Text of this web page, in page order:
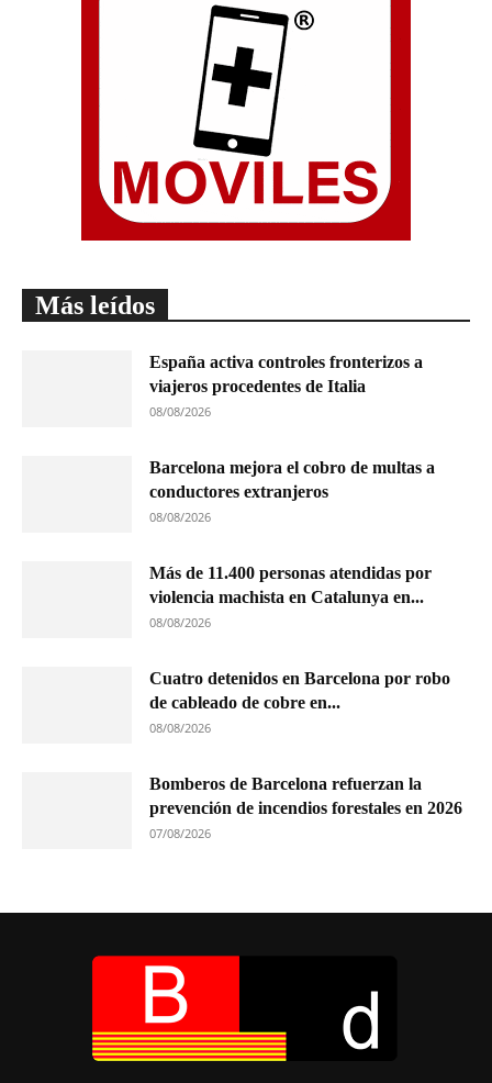
Más leídos
España activa controles fronterizos a
viajeros procedentes de Italia
08/08/2026
Barcelona mejora el cobro de multas a
conductores extranjeros
08/08/2026
Más de 11.400 personas atendidas por
violencia machista en Catalunya en...
08/08/2026
Cuatro detenidos en Barcelona por robo
de cableado de cobre en...
08/08/2026
Bomberos de Barcelona refuerzan la
prevención de incendios forestales en 2026
07/08/2026